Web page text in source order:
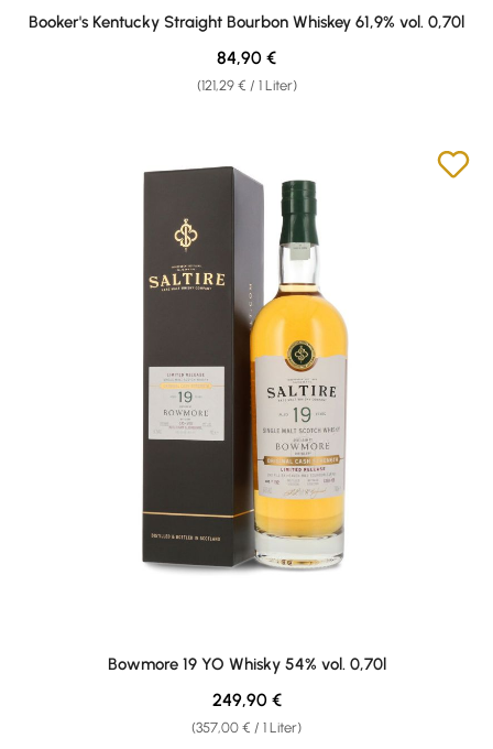
Booker's Kentucky Straight Bourbon Whiskey 61,9% vol. 0,70l
(121,29 € / 1 Liter)
Regulärer Preis:
84,90 €
Bowmore 19 YO Whisky 54% vol. 0,70l
(357,00 € / 1 Liter)
Regulärer Preis:
249,90 €